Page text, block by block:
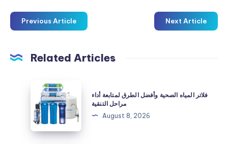
Previous Article Next Article
Related Articles
فلاتر
المياه
الصحية
وأفضل
الطرق
فلاتر المياه الصحية وأفضل الطرق لمتابعة أداء
مراحل التنقية
August 8, 2026